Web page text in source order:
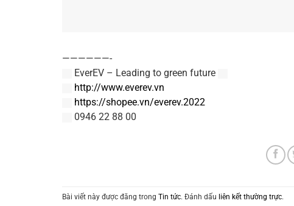
——————-
EverEV – Leading to green future
http://www.everev.vn
https://shopee.vn/everev.2022
0946 22 88 00
Bài viết này được đăng trong Tin tức. Đánh dấu liên kết thường trực.